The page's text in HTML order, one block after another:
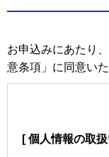
お申込みにあたり
意条項」に同意い
[ 個人情報の取